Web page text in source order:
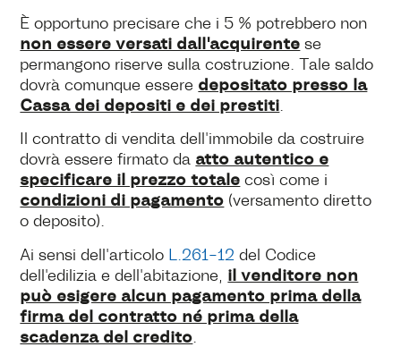
È opportuno precisare che i 5 % potrebbero non
non essere versati dall'acquirente se
permangono riserve sulla costruzione. Tale saldo
dovrà comunque essere depositato presso la
Cassa dei depositi e dei prestiti
Il contratto di vendita dell'immobile da costruire
dovrà essere firmato da atto autentico e
specificare il prezzo totale così come i
condizioni di pagamento (versamento diretto
o deposito).
Ai sensi dell'articolo L.261-12 del Codice
dell'edilizia e dell'abitazione, il venditore non
può esigere alcun pagamento prima della
firma del contratto né prima della
scadenza del credito